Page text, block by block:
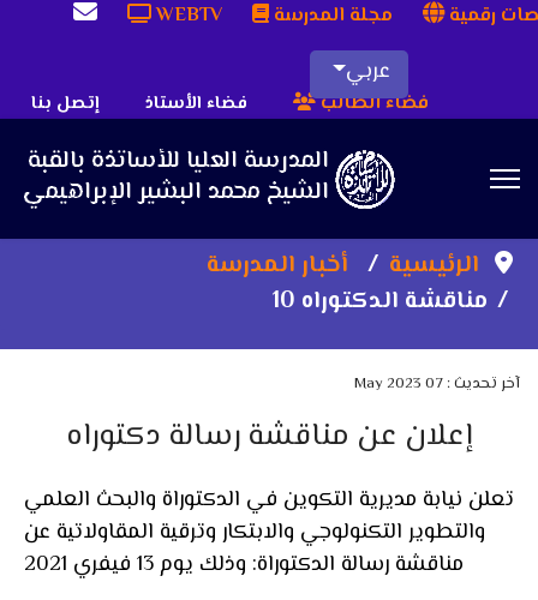
رقمية مجلة المدرسة WEBTV
عربي
إتصل بنا فضاء الأستاذ فضاء الطالب
الرئيسية
أخبار المدرسة
مناقشة الدكتوراه 10
آخر تحديث : 07 May 2023
إعلان عن مناقشة رسالة دكتوراه
تعلن نيابة مديرية التكوين في الدكتوراة والبحث العلمي
والتطوير التكنولوجي والابتكار وترقية المقاولاتية عن
مناقشة رسالة الدكتوراة: وذلك يوم 13 فيفري 2021